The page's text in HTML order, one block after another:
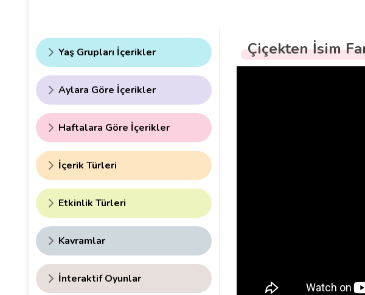
Yaş Grupları İçerikler
Aylara Göre İçerikler
Haftalara Göre İçerikler
İçerik Türleri
Etkinlik Türleri
Kavramlar
İnteraktif Oyunlar
Çiçekten İsim